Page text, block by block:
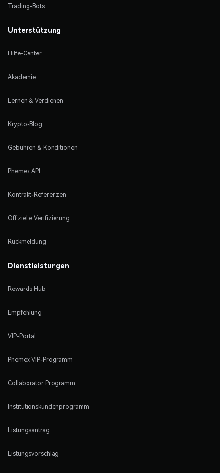
Trading-Bots
Unterstützung
Hilfe-Center
Akademie
Lernen & Verdienen
Krypto-Blog
Gebühren & Konditionen
Phemex API
Kontrakt-Referenzen
Offizielle Verifizierung
Rückmeldung
Dienstleistungen
Rewards Hub
Empfehlung
VIP-Portal
Phemex VIP-Programm
Collaborator Programm
Institutionskundenprogramm
Listungsantrag
Listungsvorschlag